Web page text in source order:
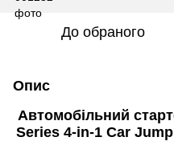
До обраного
Опис
Автомобільний
Series 4-in-1 Car